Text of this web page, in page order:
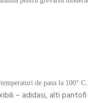
de pana la 100° C.
– adidasi, alti